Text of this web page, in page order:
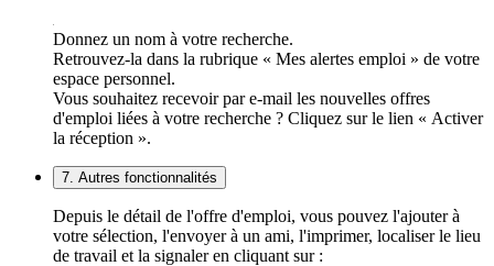
Donnez un nom à votre recherche.
Retrouvez-la dans la rubrique « Mes alertes emploi » de votre
espace personnel.
Vous souhaitez recevoir par e-mail les nouvelles offres
d'emploi liées à votre recherche ? Cliquez sur le lien « Activer
la réception ».
7. Autres fonctionnalités
Depuis le détail de l'offre d'emploi, vous pouvez l'ajouter à
votre sélection, l'envoyer à un ami, l'imprimer, localiser le lieu
de travail et la signaler en cliquant sur :